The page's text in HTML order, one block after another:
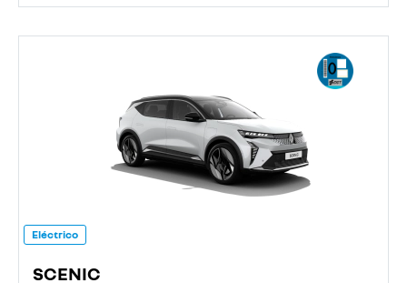
Eléctrico
SCENIC